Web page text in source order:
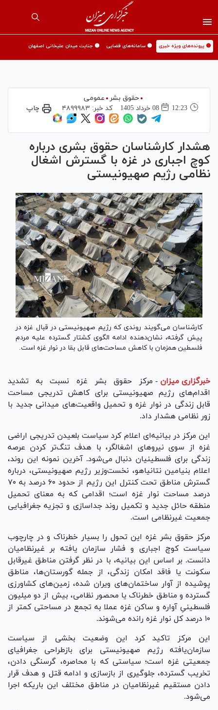
🟡 پرونده‌های ویژه خبری 🟡 سامانه‌های قضایی 🟡 جنایت میدان علیخانی اصفهان
حقوق بشر
عمومی
12:23
08 خرداد 1405 کد خبر: ۴۸۹۹۹۸۳ چاپ
هشدار کارشناسان حقوق بشری درباره
کوچ اجباری در غزه با گسترش اشغال
نظامی رژیم صهیونیستی
کارشناسان می‌گویند روندی که رژیم صهیونیستی در قبال غزه در
پیش گرفته، نشان‌دهنده ادامه الگوی کشتار گسترده علیه مردم
فلسطین همزمان با کاهش مساحت‌های قابل بقا در نوار غزه است.
خبرگزاری میزان - مرکز حقوق بشر غزه نسبت به تشدید
اقدام‌های رژیم صهیونیستی برای کاهش تدریجی مساحت
قابل زندگی در نوار غزه و تحمیل واقعیت‌های میدانی جدید با
زور نظامی هشدار داد.
این مرکز در بیانیه‌ای اعلام کرد سیاست بلعیدن تدریجی اراضی
غزه از سوی نیروهای اشغالگر، با هدف تنگ‌تر کردن عرصه
زندگی برای فلسطینیان دنبال می‌شود. آخرین نمونه این روند،
اعلام بنیامین نتانیاهو، نخست‌وزیر رژیم صهیونیستی، درباره
گسترش مناطق تحت کنترل این رژیم از حدود ۶۰ درصد به ۷۰
درصد مساحت نوار غزه است؛ اقدامی که به معنای تحمیل
منطقه حائل جدید و تکمیل روند جداسازی و تجزیه جغرافیایی
جمعیت غیرنظامی است.
مرکز حقوق بشر غزه این تحول را بسیار خطرناک و در چارچوب
سیاست کوچ اجباری و فشار سازمان ‌یافته بر غیرنظامیان
دانست. بر اساس این بیانیه، با در نظر گرفتن مناطق غیرقابل
سکونت یا فاقد امکان زندگی، از جمله گورستان‌ها، مناطق
پوشیده از آوار ساختمان‌های ویران‌ شده، زمین‌های کشاورزی
گسترده و مناطق خطرناک یا محصور نظامی، بیش از دو میلیون
فلسطینیِ آواره و ساکن غزه عملا به تجمع در مساحتی کمتر از
۱۰ درصد کل نوار غزه رانده می‌شوند.
این مرکز تاکید کرد این وضعیت بخشی از سیاست
سازمان‌یافته رژیم صهیونیستی برای بازطراحی جغرافیای
جمعیتی غزه است؛ سیاستی که با محاصره، گرسنگی دادن،
تخریب گسترده، جلوگیری از بازسازی و ادامه قتل و هدف قرار
دادن مستقیم غیرنظامیان در مناطق مختلف این باریکه اجرا
می‌شود.